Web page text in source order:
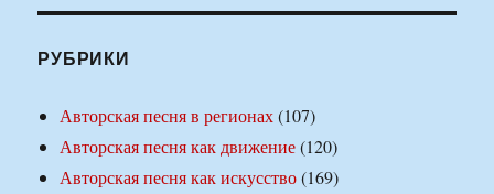
РУБРИКИ
Авторская песня в регионах(107)
Авторская песня как движение(120)
Авторская песня как искусство(169)